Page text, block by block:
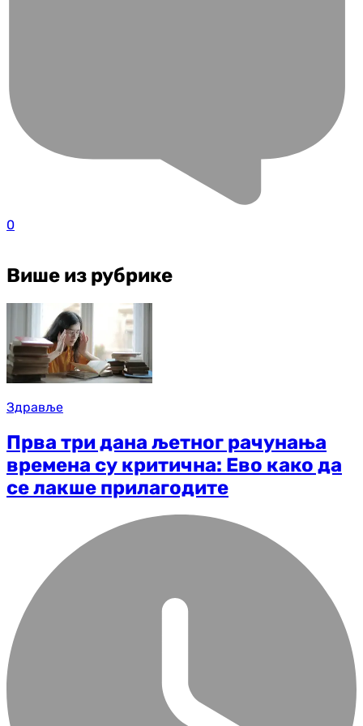
0
Више из рубрике
Здравље
Прва три дана љетног рачунања
времена су критична: Ево како да
се лакше прилагодите